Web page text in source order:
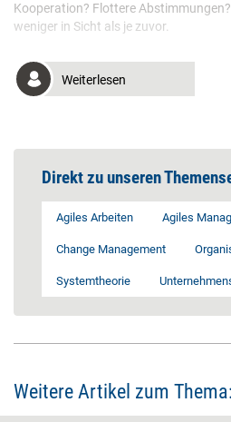
Kooperation? Flottere
weniger in Sicht als je zuvor.
Weiterlesen
Direkt zu unseren
Agiles Arbeiten Agiles
Change Management
Systemtheorie
Weitere Artikel zum Thema: